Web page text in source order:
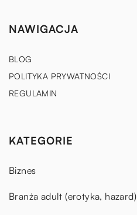
NAWIGACJA
BLOG
POLITYKA PRYWATNOŚCI
REGULAMIN
KATEGORIE
Biznes
Branża adult (erotyka, hazard)